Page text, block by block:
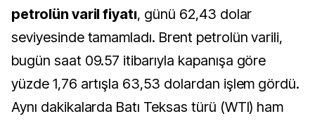
petrolün varil fiyatı, günü 62,43 dolar
seviyesinde tamamladı. Brent petrolün varili,
bugün saat 09.57 itibarıyla kapanışa göre
yüzde 1,76 artışla 63,53 dolardan işlem gördü.
Aynı dakikalarda Batı Teksas türü (WTI) ham